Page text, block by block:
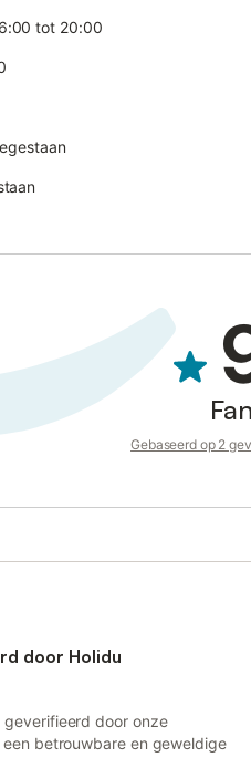
tot 20:00
Gebaseerd op 2
door Holidu
geverifieerd door onze
betrouwbare en geweldige